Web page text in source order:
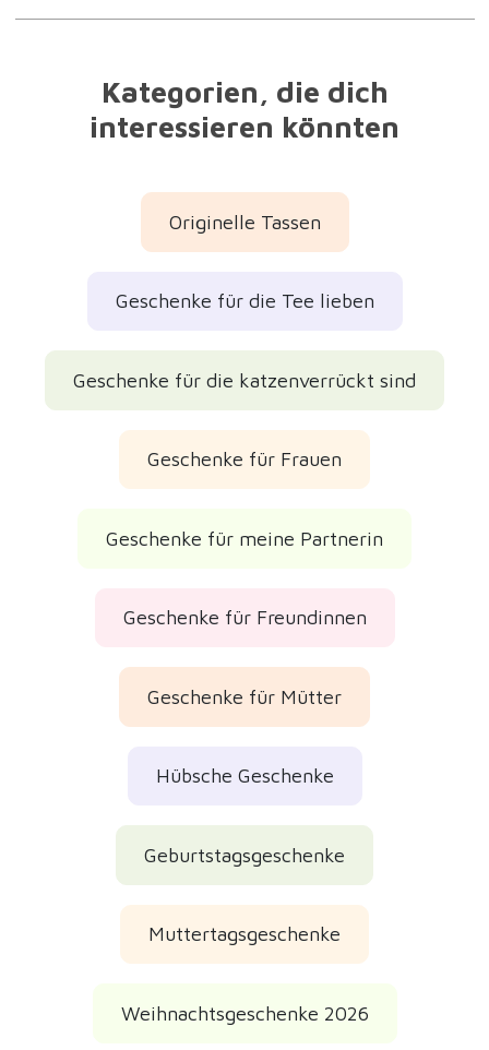
Geschenke für meine Partnerin
Geschenke für Freundinnen
Hübsche Geschenke
Geburtstagsgeschenke
Weihnachtsgeschenke
Kundenbewertungen
Geprüfte echte Bewertungen
Sehr witzig und nützlich. Das gefällt mir sehr gut!